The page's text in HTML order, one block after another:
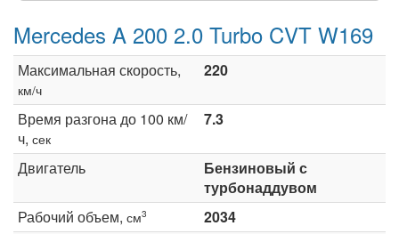
Mercedes A 200 2.0 Turbo CVT W169
Максимальная скорость,
км/ч
220
Время разгона до 100 км/
ч, сек
7.3
Двигатель
Бензиновый с
турбонаддувом
Рабочий объем, см3
2034